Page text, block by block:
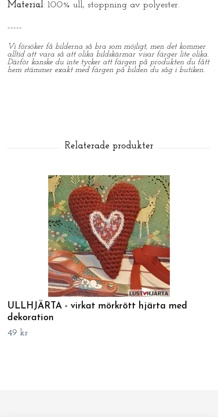
Material: 100% ull, stoppning av polyester.
-----
Vi försöker få bilderna så bra som möjligt, men det kommer
alltid att vara så att olika bildskärmar visar färger lite olika.
Därför kanske du inte tycker att färgen på produkten du fått
hem stämmer exakt med färgen på bilden du såg i butiken.
ULLHJÄRTA - virkat mörkrött hjärta med
dekoration
49 kr